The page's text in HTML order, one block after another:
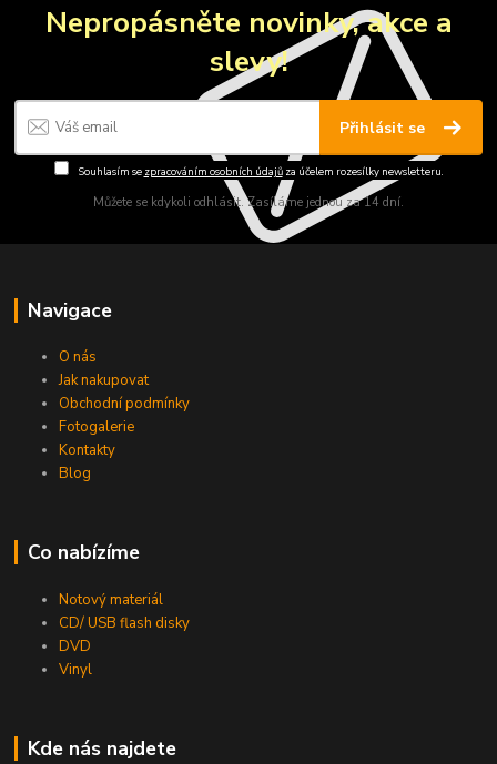
Nepropásněte novinky, akce a
slevy!
Přihlásit se
Souhlasím se zpracováním osobních údajůza účelem rozesílky newsletteru.
Můžete se kdykoli odhlásit. Zasíláme jednou za 14 dní.
Navigace
O nás
Jak nakupovat
Obchodní podmínky
Fotogalerie
Kontakty
Blog
Co nabízíme
Notový materiál
CD/ USB flash disky
DVD
Vinyl
Kde nás najdete